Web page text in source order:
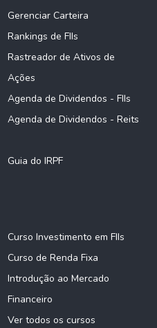
Gerenciar Carteira
Rankings de FIIs
Rastreador de Ativos de
Ações
Agenda de Dividendos - FIIs
Agenda de Dividendos - Reits
Guia do IRPF
Curso Investimento em FIIs
Curso de Renda Fixa
Introdução ao Mercado
Financeiro
Ver todos os cursos